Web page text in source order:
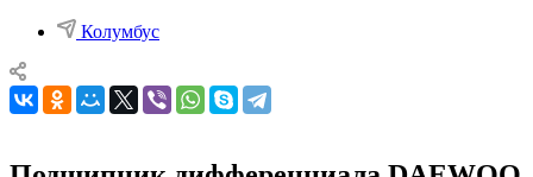
Колумбус